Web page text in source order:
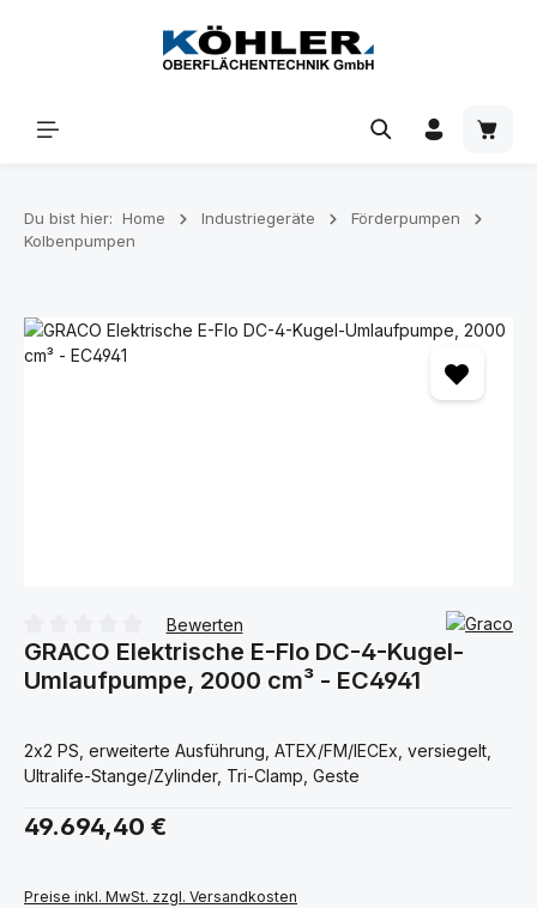
Zum Hauptinhalt springen
Du bist hier: Home Industriegeräte
Förderpumpen
Kolbenpumpen
Bildergalerie überspringen
Durchschnittliche Bewertung von 0 von 5 Sternen
Bewerten
GRACO Elektrische E-Flo DC-4-Kugel-
Umlaufpumpe, 2000 cm³ - EC4941
2x2 PS, erweiterte Ausführung, ATEX/FM/IECEx, versiegelt,
Ultralife-Stange/Zylinder, Tri-Clamp, Geste
Regulärer Preis:
49.694,40 €
Preise inkl. MwSt. zzgl. Versandkosten